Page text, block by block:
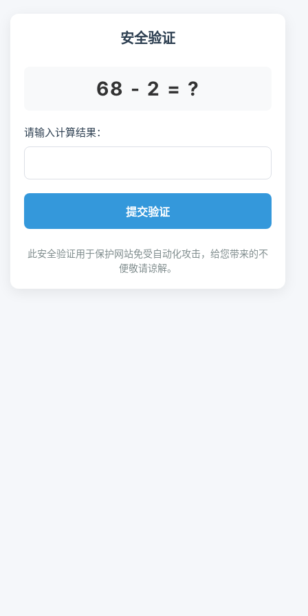
安全验证
68 - 2 = ?
请输入计算结果：
提交验证
此安全验证用于保护网站免受自动化攻击，给您带来的不
便敬请谅解。